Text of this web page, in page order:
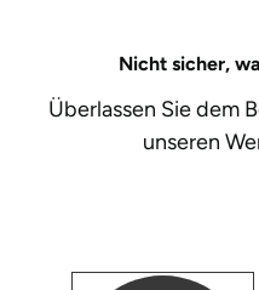
Nicht sicher,
Überlassen Sie dem
unseren
Bruchsal
Nürnberg
Sangerhausen
Sonneberg